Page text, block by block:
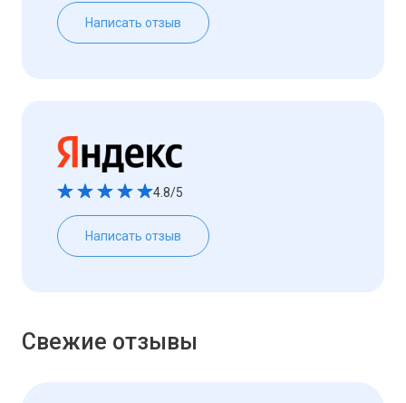
Написать отзыв
4.8/5
Написать отзыв
Свежие отзывы